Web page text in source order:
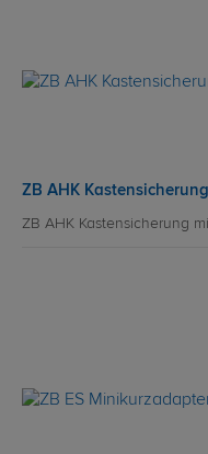
ZB AHK
ZB AHK Kastensicherung